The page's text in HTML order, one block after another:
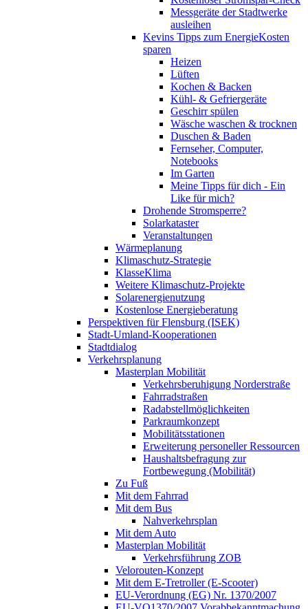
Messgeräte der Stadtwerke
ausleihen
Kevins Tipps zum EnergieKosten
sparen
Heizen
Lüften
Kochen & Backen
Kühl- & Gefriergeräte
Geschirr spülen
Wäsche waschen & trocknen
Duschen & Baden
Fernseher, Computer,
Notebooks
Im Garten
Meine Tipps für dich - Ein
Like für mich?
Drohende Stromsperre?
Solarkataster
Veranstaltungen
Wärmeplanung
Klimaschutz-Strategie
KlasseKlima
Weitere Klimaschutz-Projekte
Solarenergienutzung
Kostenlose Energieberatung
Perspektiven für Flensburg (ISEK)
Stadt-Umland-Kooperationen
Stadtdialog
Verkehrsplanung
Masterplan Mobilität
Verkehrsberuhigung Norderstraße
Fahrradstraßen
Radabstellmöglichkeiten
Parkraumkonzept
Mobilitätsstationen
Erweiterung personeller Ressourcen
Haushaltsbefragung zur
Fortbewegung (Mobilität)
Zu Fuß
Mit dem Fahrrad
Mit dem Bus
Nahverkehrsplan
Mit dem Auto
Masterplan Mobilität
Verkehrsführung ZOB
Velorouten-Konzept
Mit dem E-Tretroller (E-Scooter)
EU-Verordnung (EG) Nr. 1370/2007